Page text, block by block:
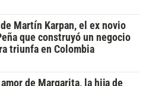
Martín Karpan, el ex novio
que construyó un negocio
triunfa en Colombia
de Margarita, la hija de